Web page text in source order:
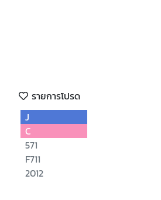
รายการโปรด
J
C
571
F711
2012